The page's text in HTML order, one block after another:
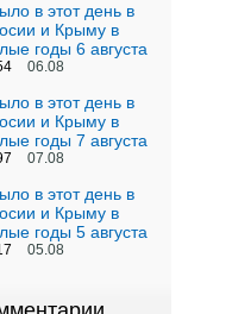
в этот день в
и Крыму в
годы 6 августа
06.08
в этот день в
и Крыму в
годы 7 августа
07.08
в этот день в
и Крыму в
годы 5 августа
05.08